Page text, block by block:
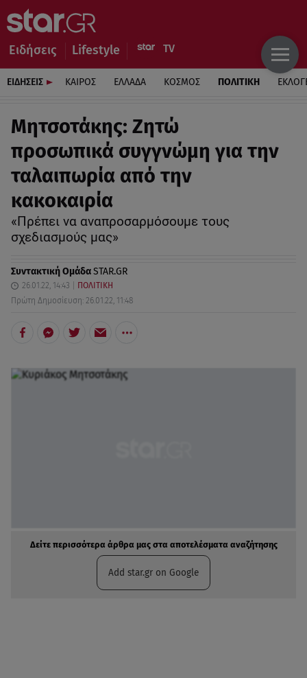
Ειδήσεις Lifestyle
ΕΙΔΗΣΕΙΣ ΚΑΙΡΟΣ ΕΛΛΑΔΑ ΚΟΣΜΟΣ ΠΟΛΙΤΙΚΗ
Μητσοτάκης: Ζητώ
προσωπικά συγγνώμη για την
ταλαιπωρία από την
κακοκαιρία
«Πρέπει να αναπροσαρμόσουμε τους
σχεδιασμούς μας»
Συντακτική ΟμάδαSTAR.GR
26.01.22, 14:43
ΠΟΛΙΤΙΚΗ
Πρώτη Δημοσίευση: 26.01.22, 11:48
Δείτε περισσότερα άρθρα μας στα αποτελέσματα αναζήτησης
Add star.gr on Google